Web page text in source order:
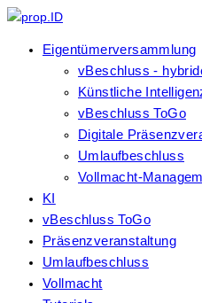
Eigentümerversammlung
vBeschluss -
Künstliche
vBeschluss ToGo
Digitale
Umlaufbeschluss
Vollmacht-
KI
vBeschluss ToGo
Präsenzveranstaltung
Umlaufbeschluss
Vollmacht